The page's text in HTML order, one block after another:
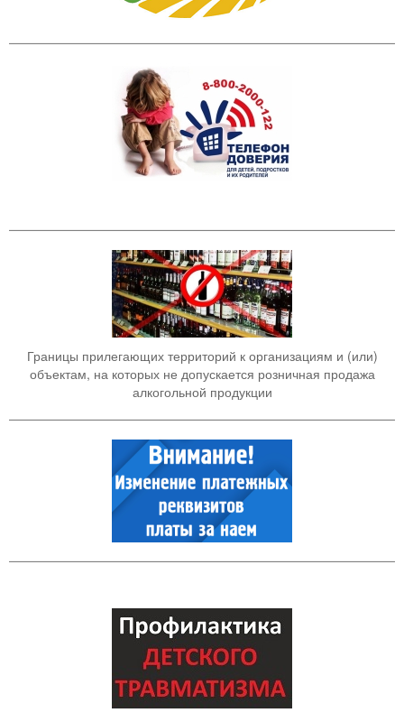
Границы прилегающих территорий к организациям и (или)
объектам, на которых не допускается розничная продажа
алкогольной продукции